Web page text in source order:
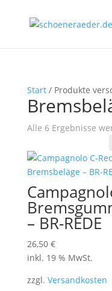
Start/ Produkte
Alle 6 Ergebnisse
– BR-REDE
26,50 €
inkl. 19 % MwSt.
zzgl. Versandkosten